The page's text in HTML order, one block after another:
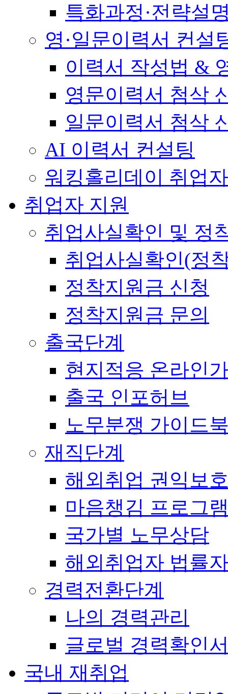
특화과정·전략설
영·일문이력서 컨설
이력서 작성법 &
영문이력서 첨삭
일문이력서 첨삭
AI 이력서 컨설팅
워킹홀리데이 취업
취업자 지원
취업사실확인 및 정
취업사실확인(정
정착지원금 신청
정착지원금 문의
출국단계
현지적응 온라인
출국 인포허브
노무분쟁 가이드
재직단계
해외취업 권익보
마음챙김 프로그
국가별 노무상담
해외취업자 법률
경력전환단계
나의 경력관리
글로벌 경력확인
국내 재취업